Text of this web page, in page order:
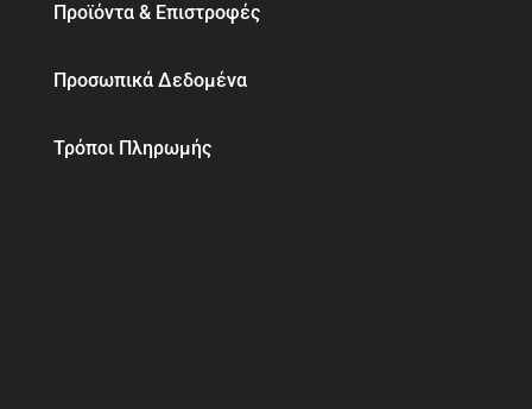
Προϊόντα & Επιστροφές
Προσωπικά Δεδομένα
Τρόποι Πληρωμής